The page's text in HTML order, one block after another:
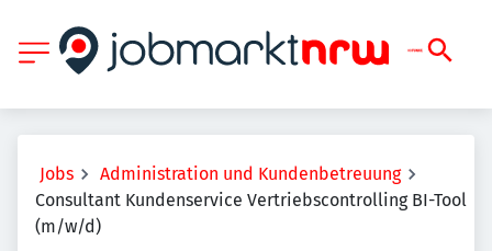
Jobs
Administration und Kundenbetreuung
Consultant Kundenservice Vertriebscontrolling BI-Tool
(m/w/d)